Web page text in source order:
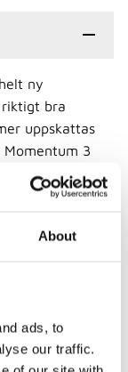
About
ads, to
our traffic.
ny
riktigt bra
uppskattas
3
har Mizuno
Elite
i
sitter fast
Wave